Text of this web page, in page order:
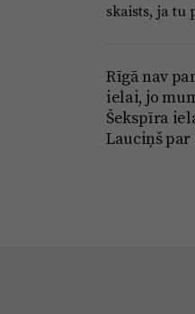
skaists, ja tu
Rīgā nav
ielai, jo
Šekspīra
Lauciņš